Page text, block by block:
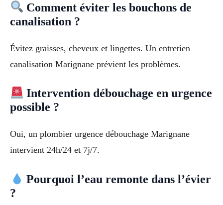
Comment éviter les bouchons de
canalisation ?
Évitez graisses, cheveux et lingettes. Un entretien
canalisation Marignane prévient les problèmes.
Intervention débouchage en urgence
possible ?
Oui, un plombier urgence débouchage Marignane
intervient 24h/24 et 7j/7.
Pourquoi l’eau remonte dans l’évier
?